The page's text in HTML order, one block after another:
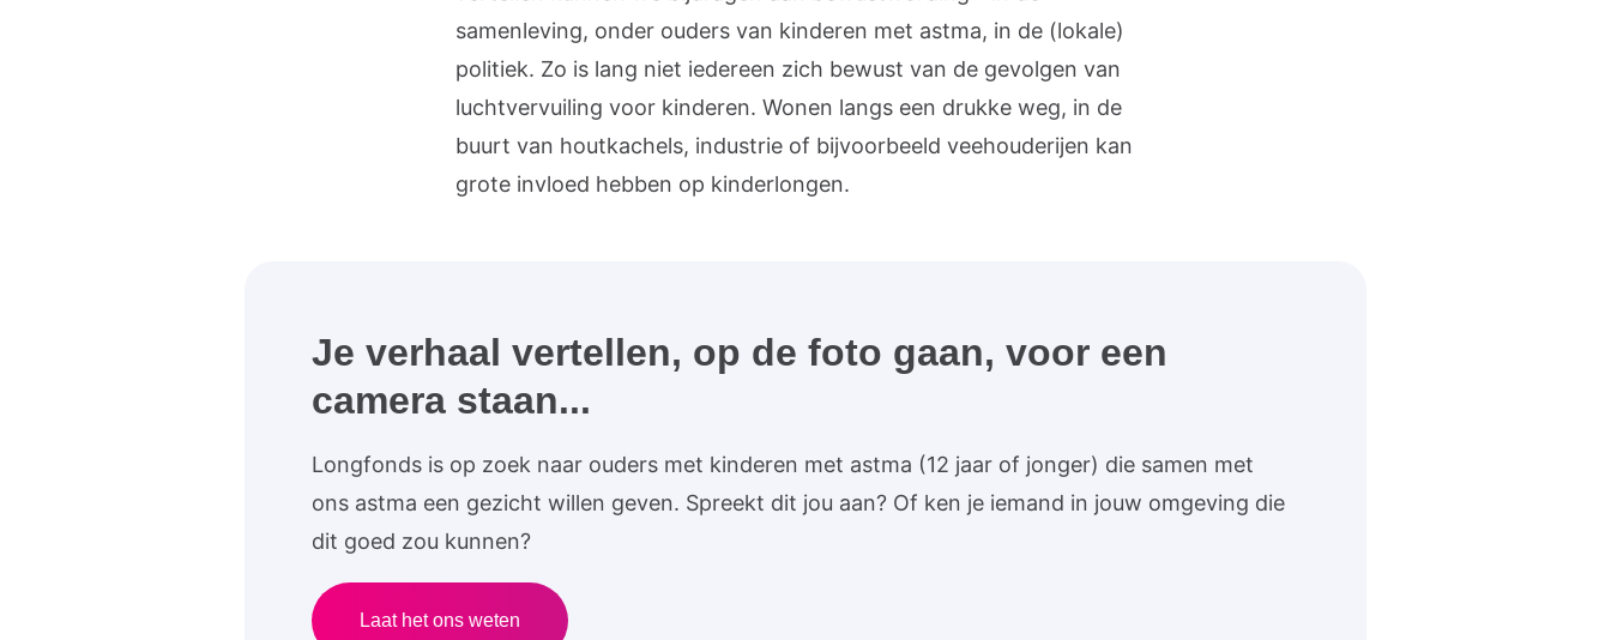
samenleving, onder ouders van kinderen met astma, in de (lokale)
politiek. Zo is lang niet iedereen zich bewust van de gevolgen van
luchtvervuiling voor kinderen. Wonen langs een drukke weg, in de
buurt van houtkachels, industrie of bijvoorbeeld veehouderijen kan
grote invloed hebben op kinderlongen.
Je verhaal vertellen, op de foto gaan, voor een
camera staan...
Longfonds is op zoek naar ouders met kinderen met astma (12 jaar of jonger) die samen met
ons astma een gezicht willen geven. Spreekt dit jou aan? Of ken je iemand in jouw omgeving die
dit goed zou kunnen?
Laat het ons weten